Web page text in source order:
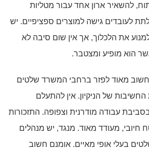
להשאיר ארון אחד עבור מטליות
לתת לעובדים גישה למוצרים ספציפיים. יש
את הלכלוך, אך אין שום סיבה לא
הוא מופיע ומצטבר.
חשוב מאוד לפזר ברחבי המשרד שלטים
של הניקיון. אין להתעלם
עבודה מודרנית וצפופה. התזכורות
חיובי, מעודד מאוד. מנגד, יש מנהלים
בעלי אופי מאיים. אומנם חשוב